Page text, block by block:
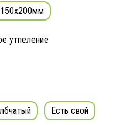
150x200мм
утпеление
Есть свой